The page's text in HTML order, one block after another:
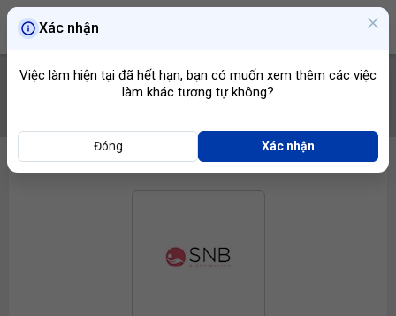
Xác nhận
Việc làm hiện tại đã hết hạn, bạn có muốn xem thêm các việc
làm khác tương tự không?
Đóng Xác nhận